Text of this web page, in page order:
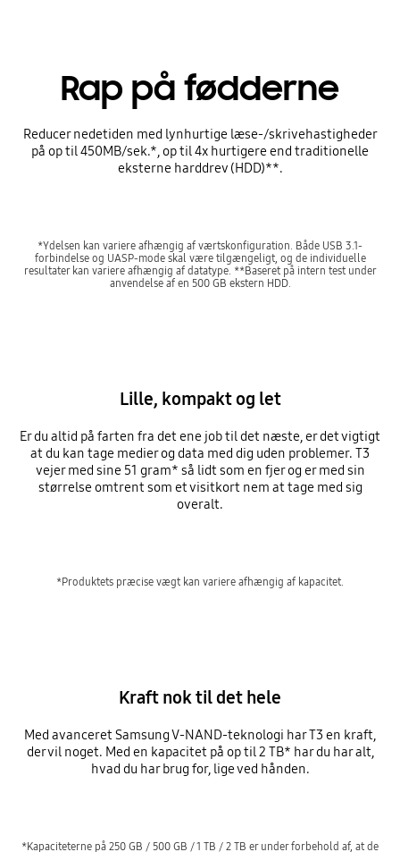
Rap på fødderne
Reducer nedetiden med lynhurtige læse-/skrivehastigheder
på op til 450MB/sek.*, op til 4x hurtigere end traditionelle
eksterne harddrev (HDD)**.
*Ydelsen kan variere afhængig af værtskonfiguration. Både USB 3.1-
forbindelse og UASP-mode skal være tilgængeligt, og de individuelle
resultater kan variere afhængig af datatype. **Baseret på intern test under
anvendelse af en 500 GB ekstern HDD.
Lille, kompakt og let
Er du altid på farten fra det ene job til det næste, er det vigtigt
at du kan tage medier og data med dig uden problemer. T3
vejer med sine 51 gram* så lidt som en fjer og er med sin
størrelse omtrent som et visitkort nem at tage med sig
overalt.
*Produktets præcise vægt kan variere afhængig af kapacitet.
Kraft nok til det hele
Med avanceret Samsung V-NAND-teknologi har T3 en kraft,
der vil noget. Med en kapacitet på op til 2 TB* har du har alt,
hvad du har brug for, lige ved hånden.
*Kapaciteterne på 250 GB / 500 GB / 1 TB / 2 TB er under forbehold af, at de